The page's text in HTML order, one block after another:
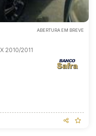
ABERTURA EM BREVE
2010/2011